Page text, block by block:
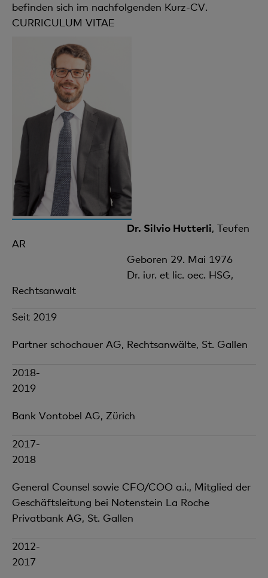
befinden sich im nachfolgenden Kurz-CV.
CURRICULUM VITAE
Dr. Silvio Hutterli, Teufen
AR
Geboren 29. Mai 1976
Dr. iur. et lic. oec. HSG,
Rechtsanwalt
Seit 2019
Partner schochauer AG, Rechtsanwälte, St. Gallen
2018-
2019
Bank Vontobel AG, Zürich
2017-
2018
General Counsel sowie CFO/COO a.i., Mitglied der
Geschäftsleitung bei Notenstein La Roche
Privatbank AG, St. Gallen
2012-
2017